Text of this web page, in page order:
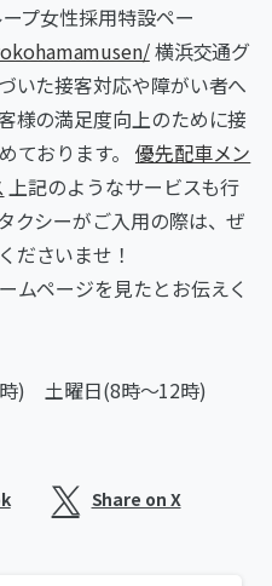
プ女性採用特設ペー
横浜交通グ
いた接客対応や障がい者へ
様の満足度向上のために接
ております。 優先配車メン
上記のようなサービスも行
クシーがご入用の際は、ぜ
ださいませ！
ムページを見たとお伝えく
時) 土曜日(8時～12時)
Share on X